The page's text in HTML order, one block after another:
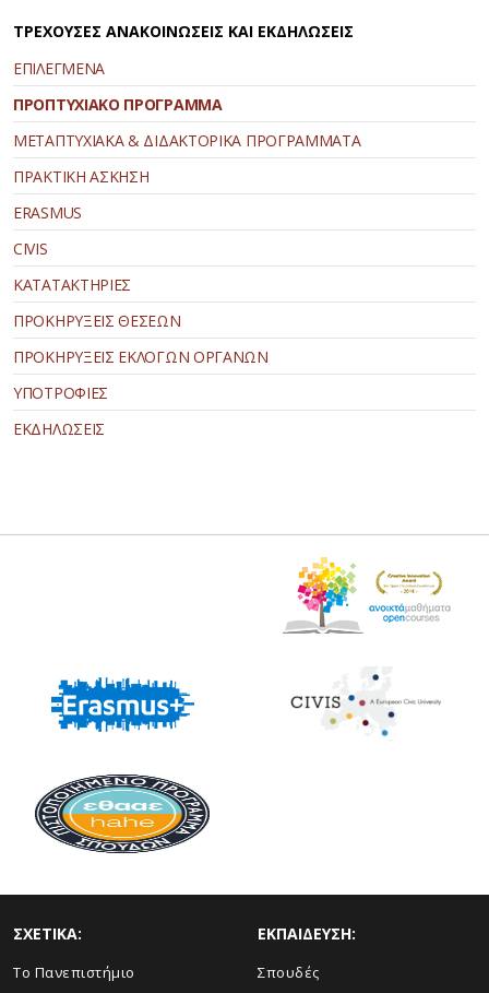
ΤΡΕΧΟΥΣΕΣ ΑΝΑΚΟΙΝΩΣΕΙΣ ΚΑΙ ΕΚΔΗΛΩΣΕΙΣ
ΕΠΙΛΕΓΜΕΝΑ
ΠΡΟΠΤΥΧΙΑΚΟ ΠΡΟΓΡΑΜΜΑ
ΜΕΤΑΠΤΥΧΙΑΚΑ & ΔΙΔΑΚΤΟΡΙΚΑ ΠΡΟΓΡΑΜΜΑΤΑ
ΠΡΑΚΤΙΚΗ ΑΣΚΗΣΗ
ERASMUS
CIVIS
ΚΑΤΑΤΑΚΤΗΡΙΕΣ
ΠΡΟΚΗΡΥΞΕΙΣ ΘΕΣΕΩΝ
ΠΡΟΚΗΡΥΞΕΙΣ ΕΚΛΟΓΩΝ ΟΡΓΑΝΩΝ
ΥΠΟΤΡΟΦΙΕΣ
ΕΚΔΗΛΩΣΕΙΣ
ΣΧΕΤΙΚΑ:
Το Πανεπιστήμιο
ΕΚΠΑΙΔΕΥΣΗ:
Σπουδές